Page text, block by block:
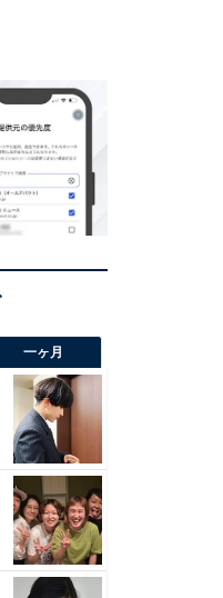
一ヶ月